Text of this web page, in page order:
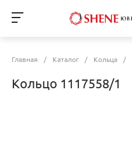
Главная / Каталог / Кольца /
Кольцо 1117558/1